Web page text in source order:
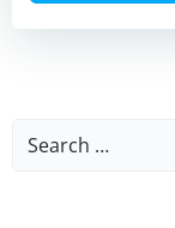
Search